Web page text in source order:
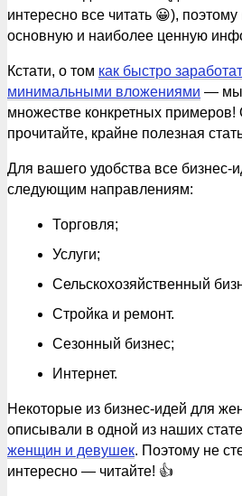
интересно все читать 😀),
основную и наиболее ценную
Кстати, о том как быстро
минимальными вложениями — мы
множестве конкретных примеров!
прочитайте, крайне полезная
Для вашего удобства все бизнес-
следующим направлениям:
Торговля;
Услуги;
Сельскохозяйственный
Стройка и ремонт.
Сезонный бизнес;
Интернет.
Некоторые из бизнес-идей для
описывали в одной из наших
женщин и девушек. Поэтому не
интересно — читайте! 👍